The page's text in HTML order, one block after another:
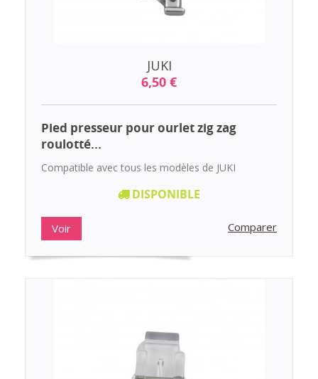
JUKI
6,50 €
Pied presseur pour ourlet zig zag
roulotté...
Compatible avec tous les modèles de JUKI
DISPONIBLE
Voir Comparer